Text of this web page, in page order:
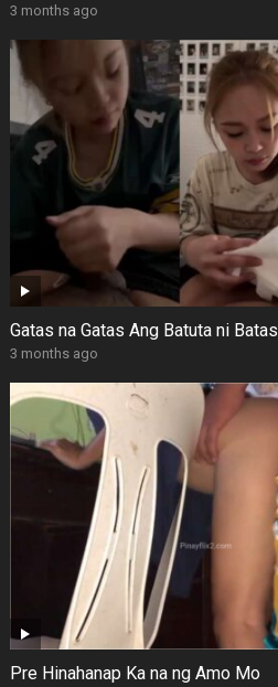
3 months ago
Gatas na Gatas Ang Batuta ni Batas
3 months ago
Pre Hinahanap Ka na ng Amo Mo